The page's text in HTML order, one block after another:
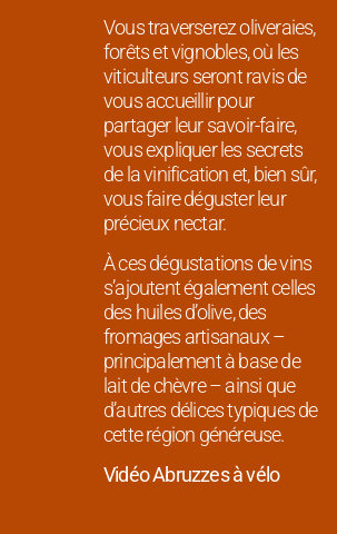
Vous traverserez oliveraies,
forêts et vignobles, où les
viticulteurs seront ravis de
vous accueillir pour
partager leur savoir-faire,
vous expliquer les secrets
de la vinification et, bien sûr,
vous faire déguster leur
précieux nectar.
À ces dégustations de vins
s’ajoutent également celles
des huiles d’olive, des
fromages artisanaux –
principalement à base de
lait de chèvre – ainsi que
d’autres délices typiques de
cette région généreuse.
Vidéo Abruzzes à vélo